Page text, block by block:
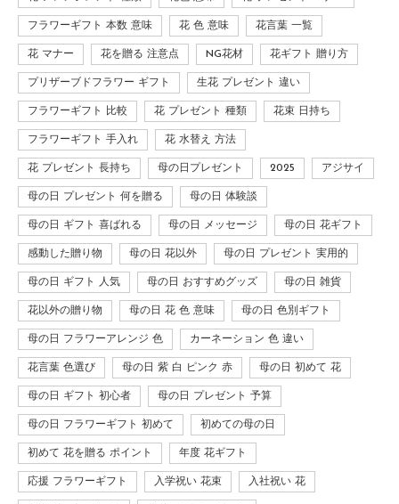
フラワーギフト 本数 意味 花 色 意味 花言葉 一覧
花 マナー 花を贈る 注意点 NG花材 花ギフト 贈り方
プリザーブドフラワー ギフト 生花 プレゼント 違い
フラワーギフト 比較 花 プレゼント 種類 花束 日持ち
フラワーギフト 手入れ 花 水替え 方法
花 プレゼント 長持ち 母の日プレゼント 2025 アジサイ
母の日 プレゼント 何を贈る 母の日 体験談
母の日 ギフト 喜ばれる 母の日 メッセージ 母の日 花ギフト
感動した贈り物 母の日 花以外 母の日 プレゼント 実用的
母の日 ギフト 人気 母の日 おすすめグッズ 母の日 雑貨
花以外の贈り物 母の日 花 色 意味 母の日 色別ギフト
母の日 フラワーアレンジ 色 カーネーション 色 違い
花言葉 色選び 母の日 紫 白 ピンク 赤 母の日 初めて 花
母の日 ギフト 初心者 母の日 プレゼント 予算
母の日 フラワーギフト 初めて 初めての母の日
初めて 花を贈る ポイント 年度 花ギフト
応援 フラワーギフト 入学祝い 花束 入社祝い 花